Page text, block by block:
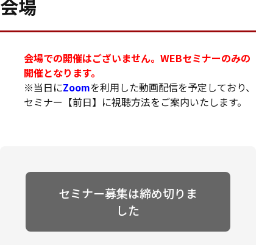
会場
会場での開催はございません。WEBセミナーのみの
開催となります。
※当日にZoomを利用した動画配信を予定しており、
セミナー【前日】に視聴方法をご案内いたします。
セミナー募集は締め切りま
した